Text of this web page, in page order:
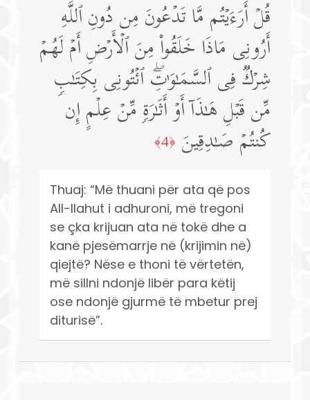
قُلۡ أَرَءَیۡتُم مَّا تَدۡعُونَ مِن دُونِ ٱللَّهِ
أَرُونِی مَاذَا خَلَقُوا۟ مِنَ ٱلۡأَرۡضِ أَمۡ لَهُمۡ
شِرۡكࣱ فِی ٱلسَّمَـٰوَ ٰ⁠تِۖ ٱئۡتُونِی بِكِتَـٰبࣲ
مِّن قَبۡلِ هَـٰذَاۤ أَوۡ أَثَـٰرَةࣲ مِّنۡ عِلۡمٍ إِن
كُنتُمۡ صَـٰدِقِینَ ﴿4﴾
Thuaj: “Më thuani për ata që pos
All-llahut i adhuroni, më tregoni
se çka krijuan ata në tokë dhe a
kanë pjesëmarrje në (krijimin në)
qiejtë? Nëse e thoni të vërtetën,
më sillni ndonjë libër para këtij
ose ndonjë gjurmë të mbetur prej
diturisë”.